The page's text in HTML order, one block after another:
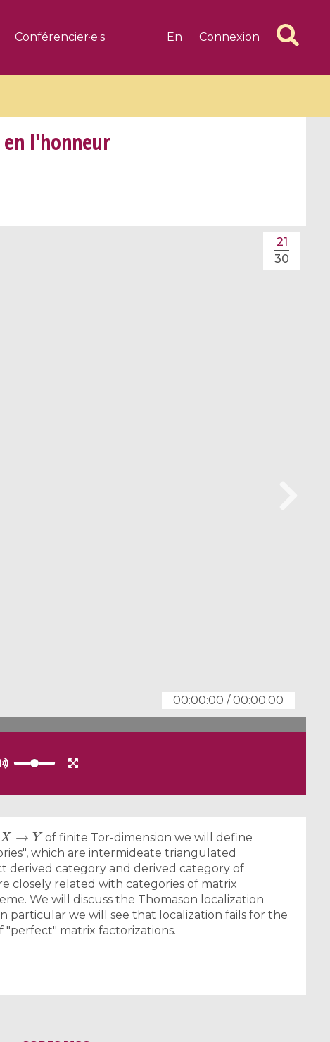
Conférencier·e·s En Connexion
l'honneur
00:00:00 /00:00:00
21
30
→Y
of finite Tor-dimension we will define
which are intermideate triangulated
derived category and derived category of
closely related with categories of matrix
We will discuss the Thomason localization
particular we will see that localization fails for the
"perfect" matrix factorizations.